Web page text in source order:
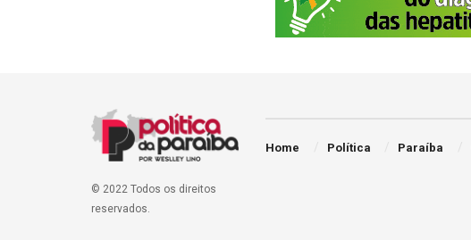
© 2022 Todos os direitos
reservados.
Home Política Paraíba